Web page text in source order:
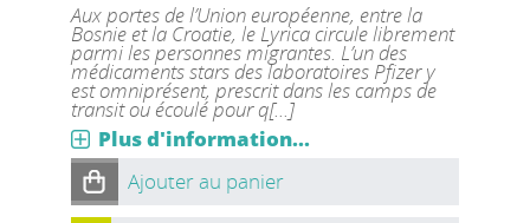
Aux portes de l’Union européenne, entre la
Bosnie et la Croatie, le Lyrica circule librement
parmi les personnes migrantes. L’un des
médicaments stars des laboratoires Pfizer y
est omniprésent, prescrit dans les camps de
transit ou écoulé pour q[...]
Plus d'information...
Ajouter au panier